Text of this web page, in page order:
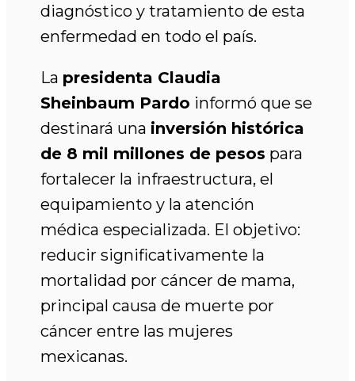
diagnóstico y tratamiento de esta
enfermedad en todo el país.
La presidenta Claudia
Sheinbaum Pardo informó que se
destinará una inversión histórica
de 8 mil millones de pesos para
fortalecer la infraestructura, el
equipamiento y la atención
médica especializada. El objetivo:
reducir significativamente la
mortalidad por cáncer de mama,
principal causa de muerte por
cáncer entre las mujeres
mexicanas.